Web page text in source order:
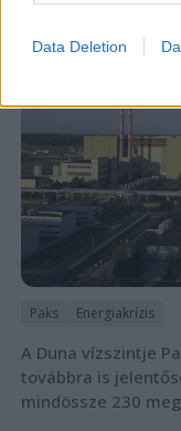
Data Deletion
Paks Energiakrízis
A Duna vízszintje
továbbra is
mindössze 230